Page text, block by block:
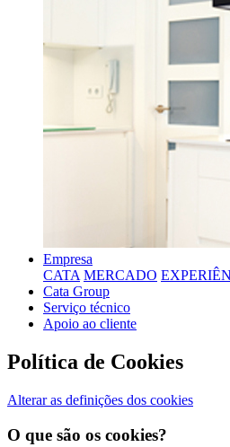
Empresa
CATA MERCADO
Cata Group
Serviço técnico
Apoio ao cliente
Política de Cookies
Alterar as definições dos cookies
O que são os cookies?